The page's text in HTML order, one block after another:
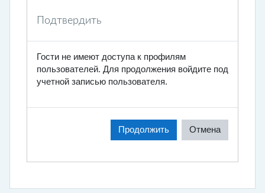
Подтвердить
Гости не имеют доступа к профилям
пользователей. Для продолжения войдите под
учетной записью пользователя.
Продолжить Отмена